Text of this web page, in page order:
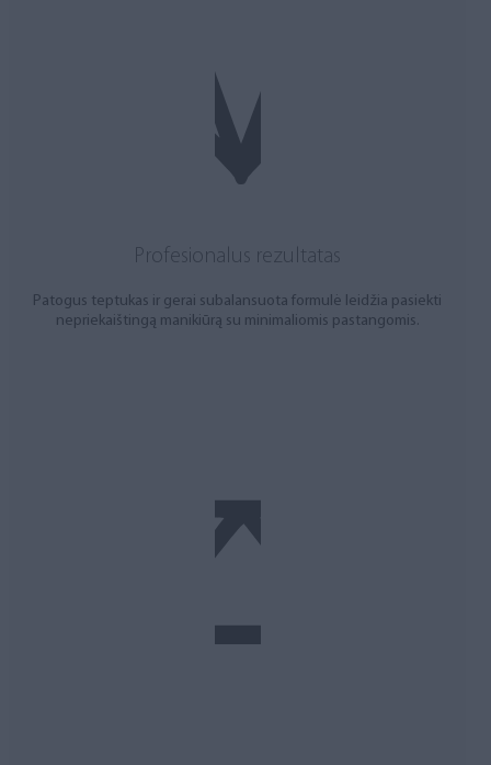
Profesionalus rezultatas
Patogus teptukas ir gerai subalansuota formulė leidžia pasiekti
nepriekaištingą manikiūrą su minimaliomis pastangomis.